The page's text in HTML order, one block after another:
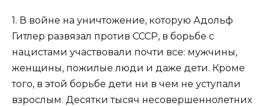
1. В войне на уничтожение, которую Адольф
Гитлер развязал против СССР, в борьбе с
нацистами участвовали почти все: мужчины,
женщины, пожилые люди и даже дети. Кроме
того, в этой борьбе дети ни в чем не уступали
взрослым. Десятки тысяч несовершеннолетних